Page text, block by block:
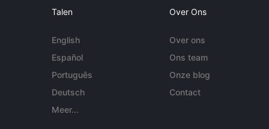
Talen
English
Español
Português
Deutsch
Meer...
Over Ons
Over ons
Ons team
Onze blog
Contact